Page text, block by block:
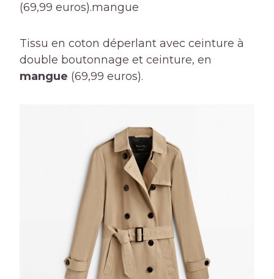
(69,99 euros).mangue
Tissu en coton déperlant avec ceinture à
double boutonnage et ceinture, en
mangue (69,99 euros).